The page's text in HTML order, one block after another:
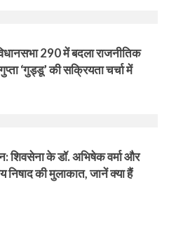
290 में बदला राजनीतिक
‘गुड्डू’ की सक्रियता चर्चा में
शिवसेना के डॉ. अभिषेक वर्मा और
निषाद की मुलाकात, जानें क्या हैं